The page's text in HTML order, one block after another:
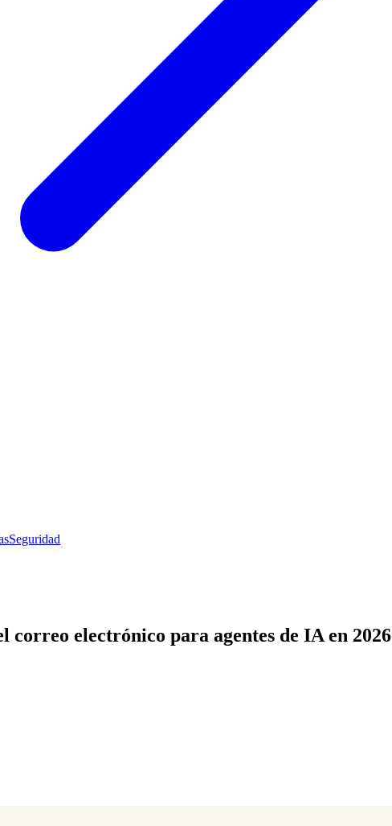
Seguridad
correo electrónico para agentes de IA en 2026